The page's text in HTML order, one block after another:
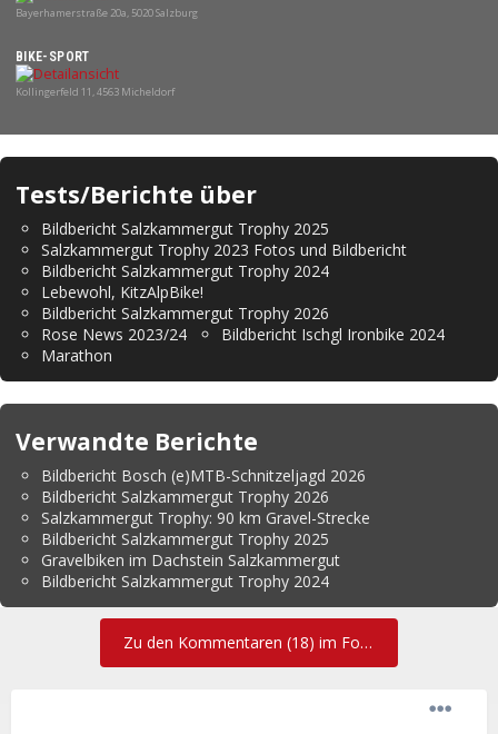
Bayerhamerstraße 20a, 5020 Salzburg
BIKE-SPORT
Kollingerfeld 11, 4563 Micheldorf
Tests/Berichte über
Bildbericht Salzkammergut Trophy 2025
Salzkammergut Trophy 2023 Fotos und Bildbericht
Bildbericht Salzkammergut Trophy 2024
Lebewohl, KitzAlpBike!
Bildbericht Salzkammergut Trophy 2026
Rose News 2023/24
Bildbericht Ischgl Ironbike 2024
Marathon
Verwandte Berichte
Bildbericht Bosch (e)MTB-Schnitzeljagd 2026
Bildbericht Salzkammergut Trophy 2026
Salzkammergut Trophy: 90 km Gravel-Strecke
Bildbericht Salzkammergut Trophy 2025
Gravelbiken im Dachstein Salzkammergut
Bildbericht Salzkammergut Trophy 2024
Zu den Kommentaren (18) im Forum